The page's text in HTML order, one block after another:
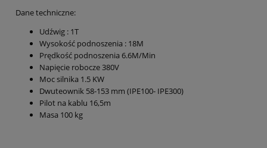
Dane techniczne:
Udźwig : 1T
Wysokość podnoszenia : 18M
Prędkość podnoszenia 6.6M/Min
Napięcie robocze 380V
Moc silnika 1.5 KW
Dwuteownik 58-153 mm (IPE100- IPE300)
Pilot na kablu 16,5m
Masa 100 kg